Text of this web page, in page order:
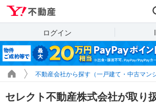
ログイン
不動産会社から探す（一戸建て・中古マン
セレクト不動産株式会社が取り